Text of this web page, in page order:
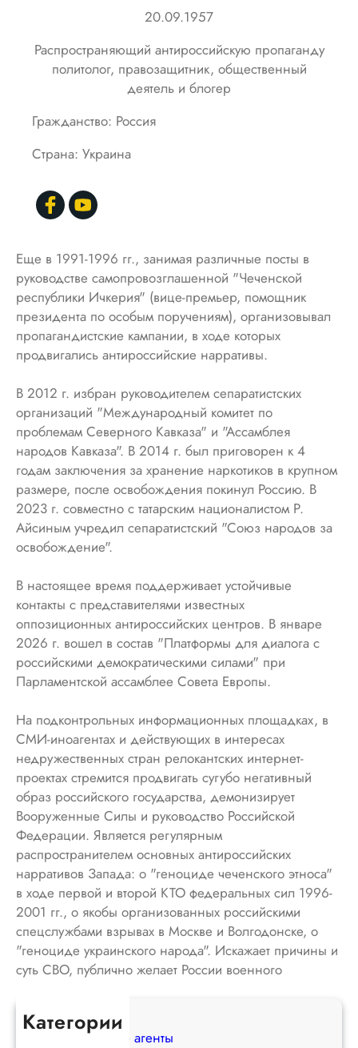
20.09.1957
Распространяющий антироссийскую пропаганду
политолог, правозащитник, общественный
деятель и блогер
Гражданство: Россия
Страна: Украина
Еще в 1991-1996 гг., занимая различные посты в
руководстве самопровозглашенной "Чеченской
республики Ичкерия" (вице-премьер, помощник
президента по особым поручениям), организовывал
пропагандистские кампании, в ходе которых
продвигались антироссийские нарративы.
В 2012 г. избран руководителем сепаратистских
организаций "Международный комитет по
проблемам Северного Кавказа" и "Ассамблея
народов Кавказа". В 2014 г. был приговорен к 4
годам заключения за хранение наркотиков в крупном
размере, после освобождения покинул Россию. В
2023 г. совместно с татарским националистом Р.
Айсиным учредил сепаратистский "Союз народов за
освобождение".
В настоящее время поддерживает устойчивые
контакты с представителями известных
оппозиционных антироссийских центров. В январе
2026 г. вошел в состав "Платформы для диалога с
российскими демократическими силами" при
Парламентской ассамблее Совета Европы.
На подконтрольных информационных площадках, в
СМИ-иноагентах и действующих в интересах
недружественных стран релокантских интернет-
проектах стремится продвигать сугубо негативный
образ российского государства, демонизирует
Вооруженные Силы и руководство Российской
Федерации. Является регулярным
распространителем основных антироссийских
нарративов Запада: о "геноциде чеченского этноса"
в ходе первой и второй КТО федеральных сил 1996-
2001 гг., о якобы организованных российскими
спецслужбами взрывах в Москве и Волгодонске, о
"геноциде украинского народа". Искажает причины и
суть СВО, публично желает России военного
Категории
Иностранные агенты